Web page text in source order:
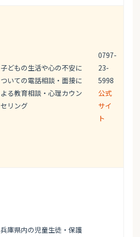
子どもの生活や心の不安に
ついての電話相談・面接に
よる教育相談・心理カウン
セリング
0797-
23-
5998
公式
サイ
ト
兵庫県内の児童生徒・保護